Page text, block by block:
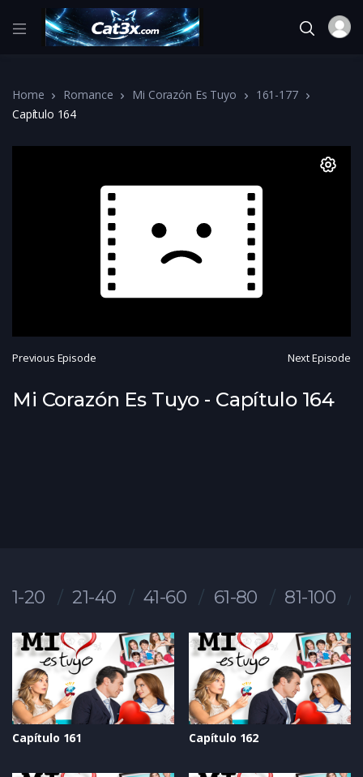
Home Romance Mi Corazón Es Tuyo
161-177
Capítulo 164
Previous Episode Next Episode
Mi Corazón Es Tuyo - Capítulo 164
1-20 21-40 41-60 61-80 81-100
Capítulo 161 Capítulo 162